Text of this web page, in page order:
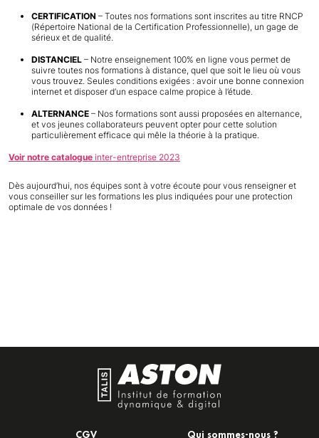
CERTIFICATION – Toutes nos formations sont inscrites au titre RNCP
(Répertoire National de la Certification Professionnelle), un gage de
sérieux et de qualité.
DISTANCIEL – Notre enseignement 100% en ligne vous permet de
suivre toutes nos formations à distance, quel que soit le lieu où vous
vous trouvez. Seules conditions exigées : avoir une bonne connexion
internet et disposer d’un espace calme propice à l’étude.
ALTERNANCE – Nos formations sont aussi proposées en alternance,
et vos jeunes collaborateurs peuvent opter pour cette solution
particulièrement efficace qui mêle la théorie à la pratique.
Voir notre catalogue inter-entreprise 2023
Dès aujourd’hui, nos équipes sont à votre écoute pour vous renseigner et
vous conseiller sur les formations les plus indiquées pour une protection
optimale de vos données !
CGV Qui sommes-nous ?